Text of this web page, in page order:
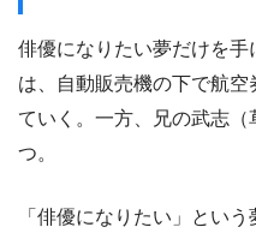
俳優になりたい夢だけを手
は、自動販売機の下で航
ていく。一方、兄の武志
つ。
「俳優になりたい」とい